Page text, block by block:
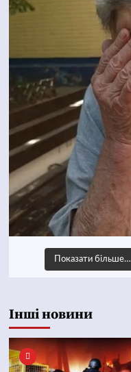
Показати більше…
Інші новини